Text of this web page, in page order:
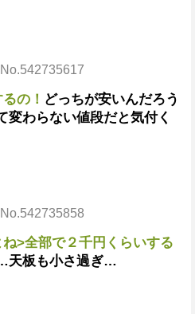
の！ どっちが安いんだろう
変わらない値段だと気付く
ね>全部で２千円くらいする
天板も小さ過ぎ…